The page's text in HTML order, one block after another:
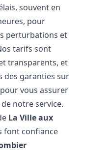
souvent en
pour
perturbations et
tarifs sont
transparents, et
des garanties sur
vous assurer
notre service.
La Ville aux
font confiance